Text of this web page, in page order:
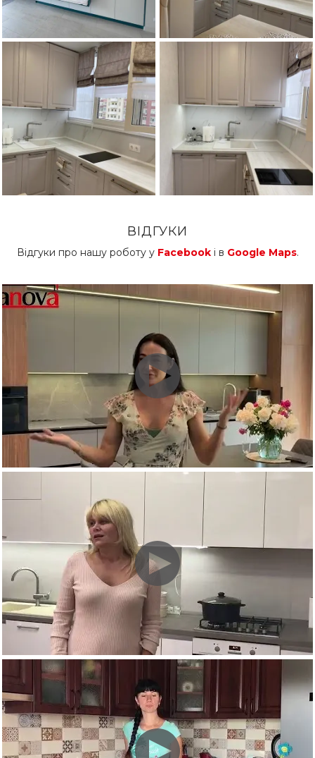
ВІДГУКИ
Відгуки про нашу роботу у Facebookі в Google Maps.